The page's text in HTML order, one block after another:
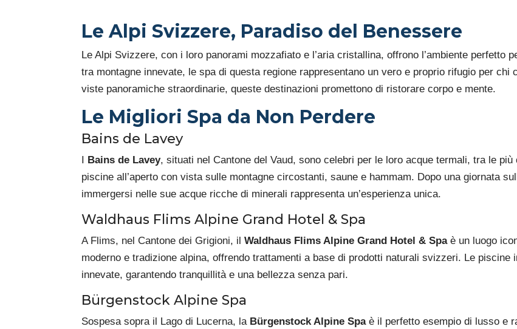
Le Alpi Svizzere, Paradiso del Benessere
Le Alpi Svizzere, con i loro panorami mozzafiato e l’aria cristallina, offrono l’ambiente perfetto
tra montagne innevate, le spa di questa regione rappresentano un vero e proprio rifugio per
viste panoramiche straordinarie, queste destinazioni promettono di ristorare corpo e mente.
Le Migliori Spa da Non Perdere
Bains de Lavey
Bains de Lavey, situati nel Cantone del Vaud, sono celebri per le loro acque termali, tra le
piscine all’aperto con vista sulle montagne circostanti, saune e hammam. Dopo una giornata
immergersi nelle sue acque ricche di minerali rappresenta un’esperienza unica.
Waldhaus Flims Alpine Grand Hotel & Spa
A Flims, nel Cantone dei Grigioni, ilWaldhaus Flims Alpine Grand Hotel & Spaè un luogo
moderno e tradizione alpina, offrendo trattamenti a base di prodotti naturali svizzeri. Le
innevate, garantendo tranquillità e una bellezza senza pari.
Bürgenstock Alpine Spa
Sospesa sopra il Lago di Lucerna, la Bürgenstock Alpine Spaè il perfetto esempio di lusso e